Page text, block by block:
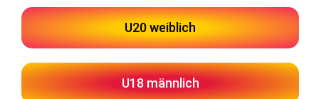
U20 weiblich
U18 männlich